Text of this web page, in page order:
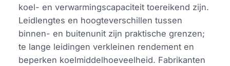
koel- en verwarmingscapaciteit toereikend zijn.
Leidlengtes en hoogteverschillen tussen
binnen- en buitenunit zijn praktische grenzen;
te lange leidingen verkleinen rendement en
beperken koelmiddelhoeveelheid. Fabrikanten